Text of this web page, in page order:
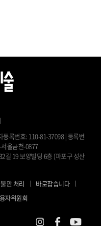
등록번호: 110-81-37098 | 등록번
울금천-0877
길 19 보양빌딩 6층 (마포구 성산
만 처리 l 바로잡습니다 l
자위원회